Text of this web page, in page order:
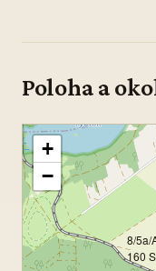
Poloha a
8/5a/
160 S
+
−